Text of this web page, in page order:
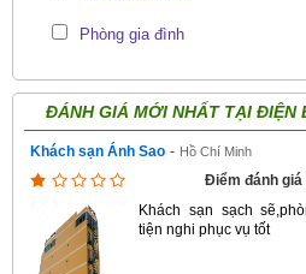
Phòng gia đình
ĐÁNH GIÁ MỚI NHẤT TẠI ĐIỆN
Khách sạn Ánh Sao - Hồ Chí Minh
Điểm đánh giá
Khách sạn sạch
tiện nghi phục vụ tốt